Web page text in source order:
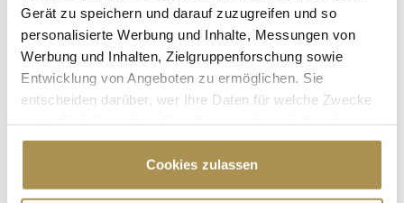
Gerät zu speichern und darauf zuzugreifen und so
personalisierte Werbung und Inhalte, Messungen von
Werbung und Inhalten, Zielgruppenforschung sowie
Entwicklung von Angeboten zu ermöglichen. Sie
entscheiden darüber, wer Ihre Daten für welche Zwecke
Cookie-Erklärung oder durch Klicken auf das Privacy
Trigger Symbol ändern oder widerrufen
Cookies zulassen